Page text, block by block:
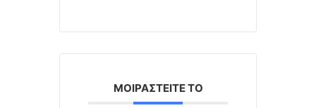
ΜΟΙΡΑΣΤΕΊΤΕ ΤΟ